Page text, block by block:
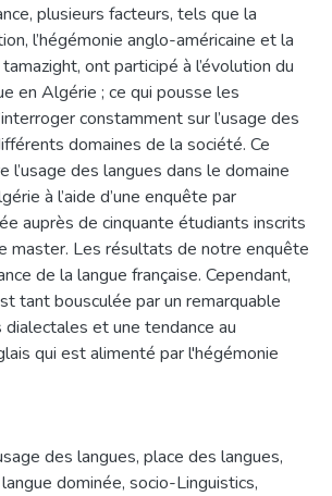
plusieurs facteurs, tels que la
l’hégémonie anglo-américaine et la
ont participé à l’évolution du
en Algérie ; ce qui pousse les
constamment sur l’usage des
domaines de la société. Ce
l’usage des langues dans le domaine
à l’aide d’une enquête par
auprès de cinquante étudiants inscrits
master. Les résultats de notre enquête
de la langue française. Cependant,
tant bousculée par un remarquable
et une tendance au
qui est alimenté par l'hégémonie
des langues, place des langues,
langue dominée, socio-Linguistics,